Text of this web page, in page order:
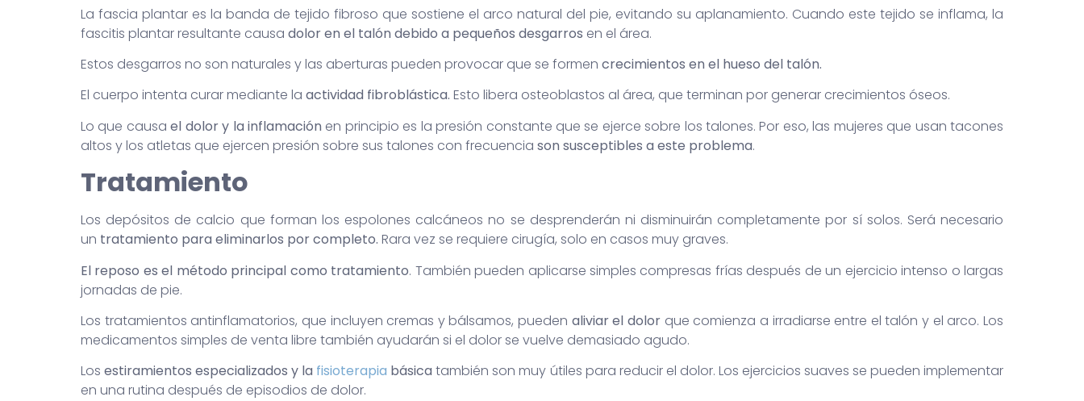
La fascia plantar es la banda de tejido fibroso que sostiene el arco natural del pie, evitando su aplanamiento. Cuando este tejido se inflama, la
fascitis plantar resultante causa dolor en el talón debido a pequeños desgarros en el área.
Estos desgarros no son naturales y las aberturas pueden provocar que se formen crecimientos en el hueso del talón.
El cuerpo intenta curar mediante la actividad fibroblástica. Esto libera osteoblastos al área, que terminan por generar crecimientos óseos.
Lo que causael dolor y la inflamación en principio es la presión constante que se ejerce sobre los talones. Por eso, las mujeres que usan tacones
altos y los atletas que ejercen presión sobre sus talones con frecuencia son susceptibles a este problema.
Tratamiento
Los depósitos de calcio que forman los espolones calcáneos no se desprenderán ni disminuirán completamente por sí solos. Será necesario
un tratamiento para eliminarlos por completo. Rara vez se requiere cirugía, solo en casos muy graves.
El reposo es el método principal como tratamiento. También pueden aplicarse simples compresas frías después de un ejercicio intenso o largas
jornadas de pie.
Los tratamientos antinflamatorios, que incluyen cremas y bálsamos, pueden aliviar el dolor que comienza a irradiarse entre el talón y el arco. Los
medicamentos simples de venta libre también ayudarán si el dolor se vuelve demasiado agudo.
Losestiramientos especializados y la fisioterapia básica también son muy útiles para reducir el dolor. Los ejercicios suaves se pueden implementar
en una rutina después de episodios de dolor.